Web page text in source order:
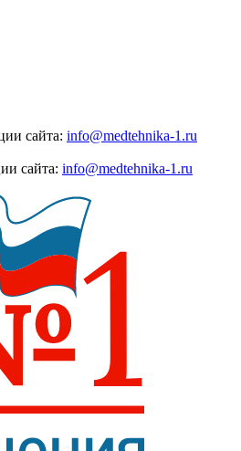
сайта: info@medtehnika-1.ru
сайта: info@medtehnika-1.ru